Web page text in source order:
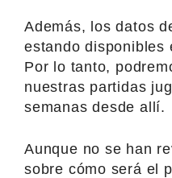
Además, los datos
estando disponibles
Por lo tanto,
nuestras partidas
semanas desde allí.
Aunque no se han
sobre cómo será el